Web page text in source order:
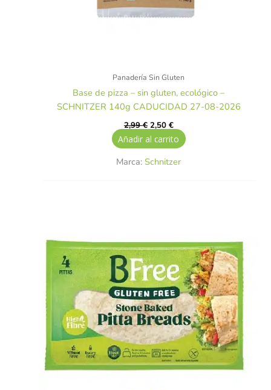
Panadería Sin Gluten
Base de pizza – sin gluten, ecológico –
SCHNITZER 140g CADUCIDAD 27-08-2026
2,99€ 2,50 €
Añadir al carrito
Marca:Schnitzer